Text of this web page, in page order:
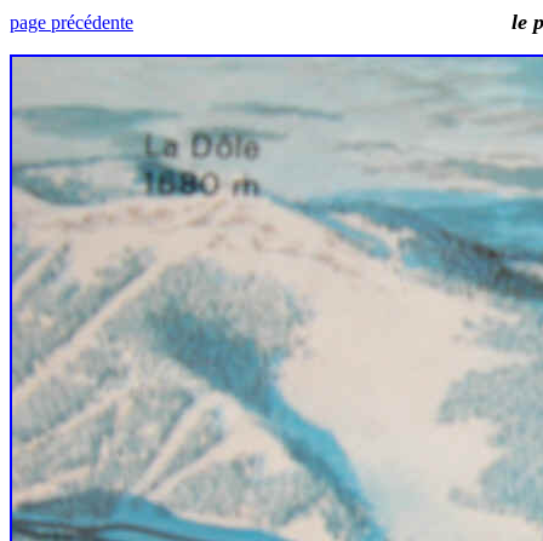
page précédente le